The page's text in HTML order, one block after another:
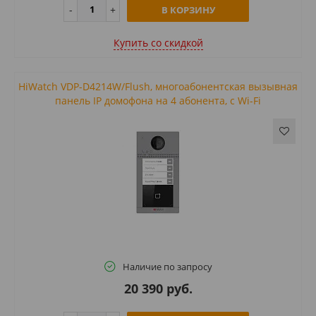
В КОРЗИНУ
Купить cо скидкой
HiWatch VDP-D4214W/Flush, многоабонентская вызывная
панель IP домофона на 4 абонента, с Wi-Fi
Наличие по запросу
20 390 руб.